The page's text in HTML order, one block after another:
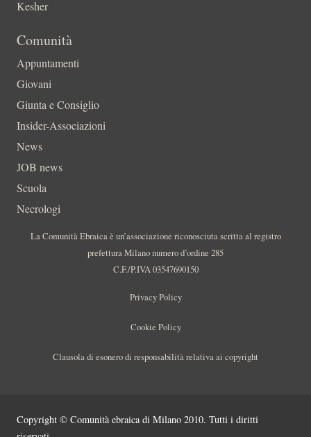
Kesher
Comunità
Appuntamenti
Giovani
Giunta e Consiglio
Insider-Associazioni
News
JOB news
Scuola
Necrologi
La Comunità Ebraica è un’associazione riconosciuta scritta al registro
prefettura Milano numero d’ordine 285
C.F./P.IVA 03547690150
Privacy Policy
Cookie Policy
Clausola di esonero di responsabilità relativa ai copyright
Copyright © Comunità ebraica di Milano 2010. Tutti i diritti